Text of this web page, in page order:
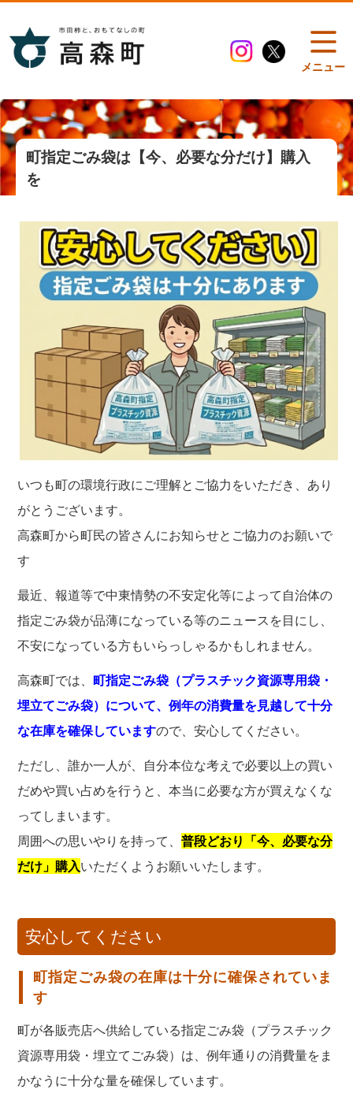
メニュー
町指定ごみ袋は【今、必要な分だけ】購入
を
いつも町の環境行政にご理解とご協力をいただき、あり
がとうございます。
高森町から町民の皆さんにお知らせとご協力のお願いで
す
最近、報道等で中東情勢の不安定化等によって自治体の
指定ごみ袋が品薄になっている等のニュースを目にし、
不安になっている方もいらっしゃるかもしれません。
高森町では、町指定ごみ袋（プラスチック資源専用袋・
埋立てごみ袋）について、例年の消費量を見越して十分
な在庫を確保していますので、安心してください。
ただし、誰か一人が、自分本位な考えで必要以上の買い
だめや買い占めを行うと、本当に必要な方が買えなくな
ってしまいます。
周囲への思いやりを持って、普段どおり「今、必要な分
だけ」購入いただくようお願いいたします。
安心してください
町指定ごみ袋の在庫は十分に確保されていま
す
町が各販売店へ供給している指定ごみ袋（プラスチック
資源専用袋・埋立てごみ袋）は、例年通りの消費量をま
かなうに十分な量を確保しています。